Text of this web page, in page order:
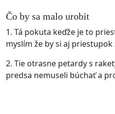
Čo by sa malo urobit
1. Tá pokuta keďže je to
myslím že by si aj
2. Tie otrasne petardy s
predsa nemuseli búchať a